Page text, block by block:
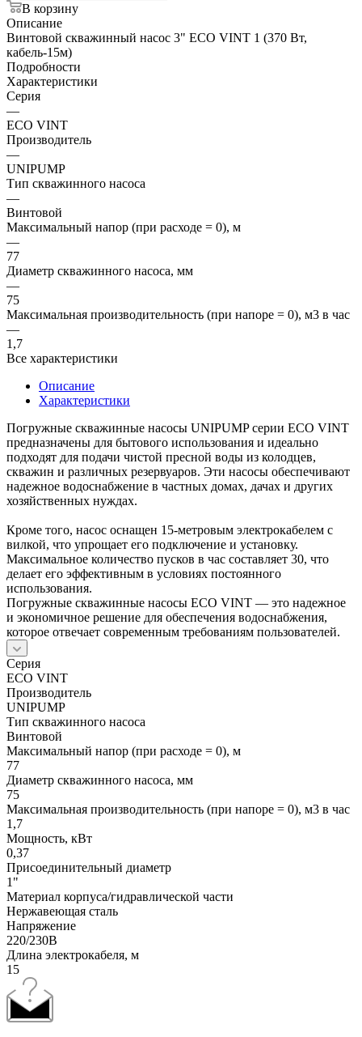
В корзину
Описание
Винтовой скважинный насос 3" ECO VINT 1 (370 Вт,
кабель-15м)
Подробности
Характеристики
Серия
—
ЕСО VINT
Производитель
—
UNIPUMP
Тип скважинного насоса
—
Винтовой
Максимальный напор (при расходе = 0), м
—
77
Диаметр скважинного насоса, мм
—
75
Максимальная производительность (при напоре = 0), м3 в час
—
1,7
Все характеристики
Описание
Характеристики
Погружные скважинные насосы UNIPUMP серии ECO VINT
предназначены для бытового использования и идеально
подходят для подачи чистой пресной воды из колодцев,
скважин и различных резервуаров. Эти насосы обеспечивают
надежное водоснабжение в частных домах, дачах и других
хозяйственных нуждах.
Кроме того, насос оснащен 15-метровым электрокабелем с
вилкой, что упрощает его подключение и установку.
Максимальное количество пусков в час составляет 30, что
делает его эффективным в условиях постоянного
использования.
Погружные скважинные насосы ECO VINT — это надежное
и экономичное решение для обеспечения водоснабжения,
которое отвечает современным требованиям пользователей.
Серия
ЕСО VINT
Производитель
UNIPUMP
Тип скважинного насоса
Винтовой
Максимальный напор (при расходе = 0), м
77
Диаметр скважинного насоса, мм
75
Максимальная производительность (при напоре = 0), м3 в час
1,7
Мощность, кВт
0,37
Присоединительный диаметр
1"
Материал корпуса/гидравлической части
Нержавеющая сталь
Напряжение
220/230В
Длина электрокабеля, м
15